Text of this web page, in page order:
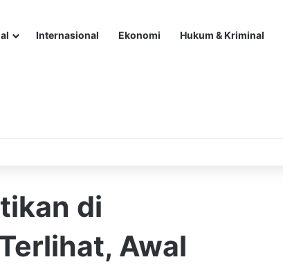
Internasional Ekonomi Hukum & Kriminal
di
Awal